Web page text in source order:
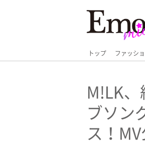
トップ ファッシ
M!LK
ブソン
ス！